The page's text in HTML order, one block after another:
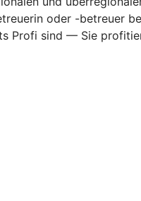
oder -betreuer
sind — Sie